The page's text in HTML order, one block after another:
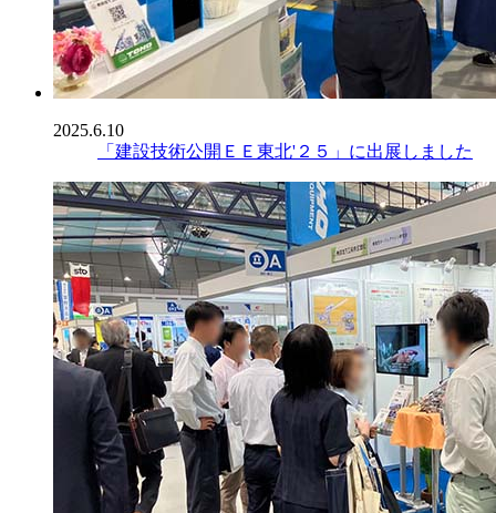
2025.6.10
「建設技術公開ＥＥ東北'２５」に出展しました